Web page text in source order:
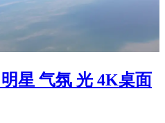
星 气氛 光 4K桌面